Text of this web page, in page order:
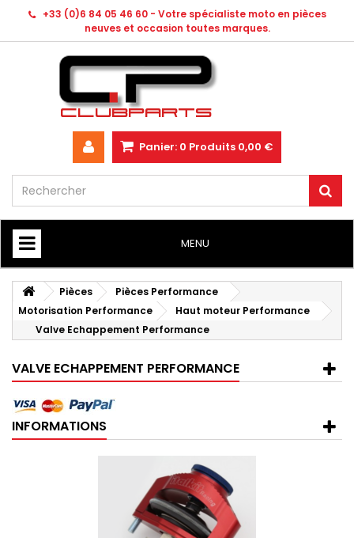
+33 (0)6 84 05 46 60 - Votre spécialiste moto en pièces
neuves et occasion toutes marques.
Panier: 0 Produits 0,00 €
MENU
HOME
Pièces
Pièces Performance
Motorisation Performance
Haut moteur Performance
Valve Echappement Performance
VALVE ECHAPPEMENT PERFORMANCE
INFORMATIONS